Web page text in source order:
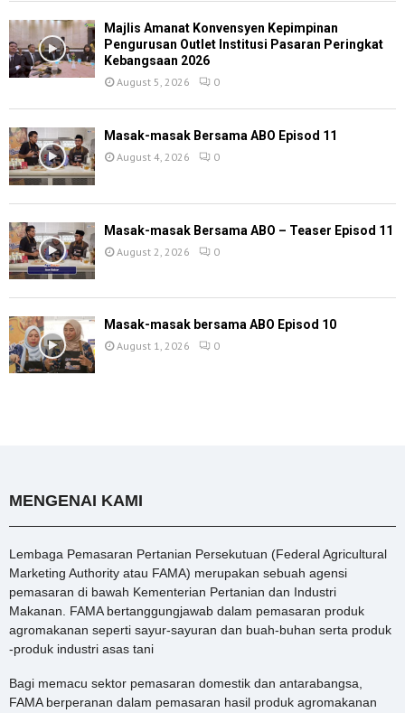
Majlis Amanat Konvensyen Kepimpinan
Pengurusan Outlet Institusi Pasaran Peringkat
Kebangsaan 2026
August 5, 2026 0
Masak-masak Bersama ABO Episod 11
August 4, 2026 0
Masak-masak Bersama ABO – Teaser Episod 11
August 2, 2026 0
Masak-masak bersama ABO Episod 10
August 1, 2026 0
MENGENAI KAMI
Lembaga Pemasaran Pertanian Persekutuan (Federal Agricultural
Marketing Authority atau FAMA) merupakan sebuah agensi
pemasaran di bawah Kementerian Pertanian dan Industri
Makanan. FAMA bertanggungjawab dalam pemasaran produk
agromakanan seperti sayur-sayuran dan buah-buhan serta produk
-produk industri asas tani
Bagi memacu sektor pemasaran domestik dan antarabangsa,
FAMA berperanan dalam pemasaran hasil produk agromakanan